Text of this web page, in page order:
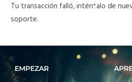
Tu transacción falló, inténtalo de
soporte.
EMPEZAR